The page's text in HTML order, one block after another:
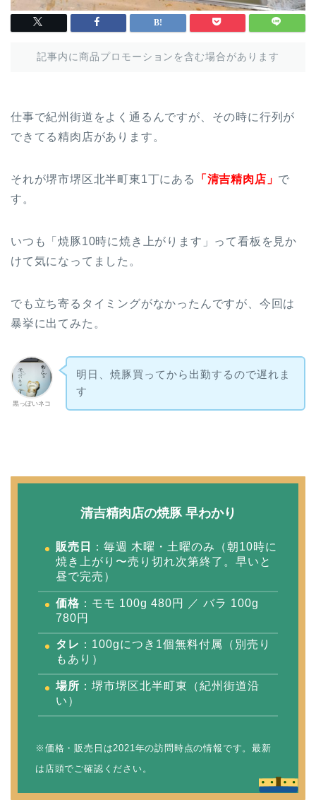
記事内に商品プロモーションを含む場合があります
仕事で紀州街道をよく通るんですが、その時に行列が
できてる精肉店があります。
それが堺市堺区北半町東1丁にある 「清吉精肉店」 で
す。
いつも「焼豚10時に焼き上がります」って看板を見か
けて気になってました。
でも立ち寄るタイミングがなかったんですが、今回は
暴挙に出てみた。
黒っぽいネコ
明日、焼豚買ってから出勤するので遅れま
す
清吉精肉店の焼豚 早わかり
販売日
：毎週 木曜・土曜のみ（朝10時に
焼き上がり〜売り切れ次第終了。早いと
昼で完売）
価格 ：モモ 100g 480円 ／ バラ 100g
780円
タレ ：100gにつき1個無料付属（別売り
もあり）
場所 ：堺市堺区北半町東（紀州街道沿
い）
※価格・販売日は2021年の訪問時点の情報です。最新
は店頭でご確認ください。